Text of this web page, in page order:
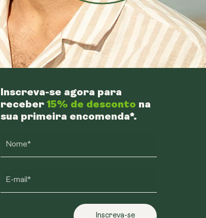
Inscreva-se agora para
receber 15% de desconto na
sua primeira encomenda*.
Nome*
E-mail*
Inscreva-se